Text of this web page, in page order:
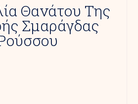
Θανάτου Της
Σμαράγδας